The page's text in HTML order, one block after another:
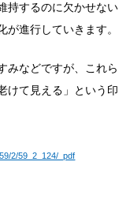
持するのに欠かせない
進行していきます。
みなどですが、これら
けて見える」という印
2/59_2_124/_pdf